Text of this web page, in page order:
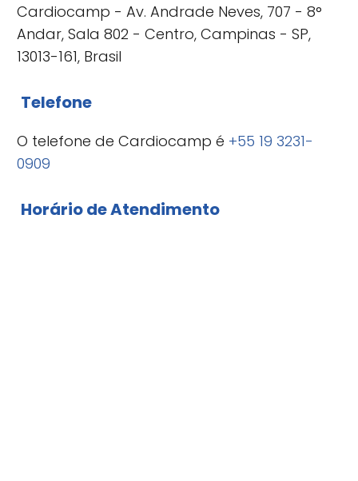
Cardiocamp - Av. Andrade Neves, 707 - 8°
Andar, Sala 802 - Centro, Campinas - SP,
13013-161, Brasil
Telefone
O telefone de Cardiocamp é +55 19 3231-
0909
Horário de Atendimento